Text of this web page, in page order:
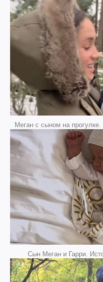
Меган с сыном на
Сын Меган и Гарри.